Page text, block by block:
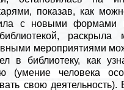
показав, как
с новыми формами
мероприятиями
в библиотеку, как
(умение человека
свою деятельность).